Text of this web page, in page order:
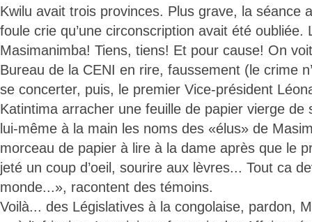
Kwilu avait trois provinces. Plus grave, la séance
foule crie qu’une circonscription avait été oubliée.
Masimanimba! Tiens, tiens! Et pour cause! On
Bureau de la CENI en rire, faussement (le crime
se concerter, puis, le premier Vice-président
Katintima arracher une feuille de papier vierge de
lui-même à la main les noms des «élus» de
morceau de papier à lire à la dame après que le
jeté un coup d’oeil, sourire aux lèvres... Tout ca
monde...», racontent des témoins.
Voilà... des Législatives à la congolaise, pardon,